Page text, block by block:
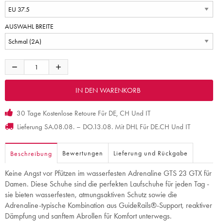
AUSWAHL BREITE
30 Tage Kostenlose Retoure Für DE, CH Und IT
Lieferung SA.08.08. – DO.13.08. Mit DHL Für DE.CH Und IT
Beschreibung Bewertungen Lieferung und Rückgabe
Keine Angst vor Pfützen im wasserfesten Adrenaline GTS 23 GTX für
Damen. Diese Schuhe sind die perfekten Laufschuhe für jeden Tag -
sie bieten wasserfesten, atmungsaktiven Schutz sowie die
Adrenaline-typische Kombination aus GuideRails®-Support, reaktiver
Dämpfung und sanftem Abrollen für Komfort unterwegs.